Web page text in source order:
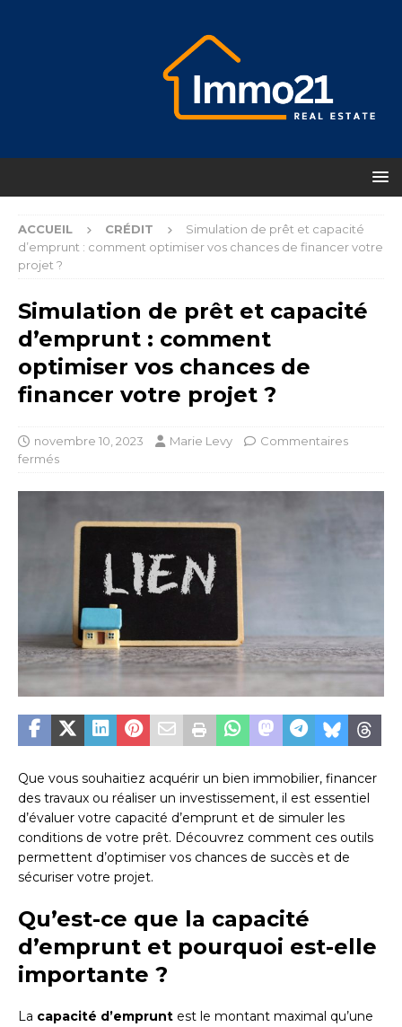
ACCUEIL CRÉDIT
Simulation de prêt et capacité
d’emprunt : comment optimiser vos chances de financer votre
projet ?
Simulation de prêt et capacité
d’emprunt : comment
optimiser vos chances de
financer votre projet ?
novembre 10, 2023 Marie Levy
Commentaires
fermés
Que vous souhaitiez acquérir un bien immobilier, financer
des travaux ou réaliser un investissement, il est essentiel
d’évaluer votre capacité d’emprunt et de simuler les
conditions de votre prêt. Découvrez comment ces outils
permettent d’optimiser vos chances de succès et de
sécuriser votre projet.
Qu’est-ce que la capacité
d’emprunt et pourquoi est-elle
importante ?
La capacité d’emprunt est le montant maximal qu’une